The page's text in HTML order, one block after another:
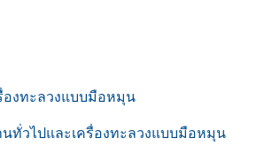
องทะลวงแบบมือหมุน
นทั่วไปและเครื่องทะลวงแบบมือหมุน